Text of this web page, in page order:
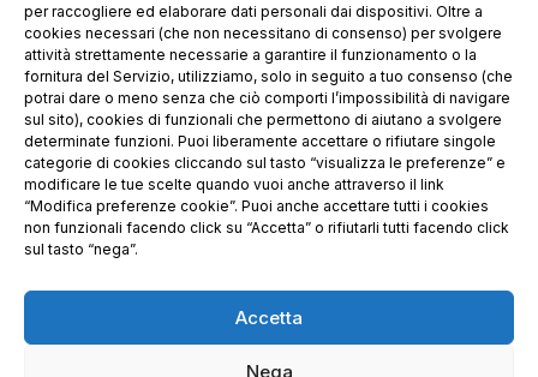
per raccogliere ed elaborare dati personali dai dispositivi. Oltre a
cookies necessari (che non necessitano di consenso) per svolgere
attività strettamente necessarie a garantire il funzionamento o la
fornitura del Servizio, utilizziamo, solo in seguito a tuo consenso (che
potrai dare o meno senza che ciò comporti l’impossibilità di navigare
sul sito), cookies di funzionali che permettono di aiutano a svolgere
determinate funzioni. Puoi liberamente accettare o rifiutare singole
categorie di cookies cliccando sul tasto “visualizza le preferenze” e
modificare le tue scelte quando vuoi anche attraverso il link
“Modifica preferenze cookie”. Puoi anche accettare tutti i cookies
non funzionali facendo click su “Accetta” o rifiutarli tutti facendo click
sul tasto “nega”.
Accetta
Nega
Richiedi i nostri prodotti certificati FSC®